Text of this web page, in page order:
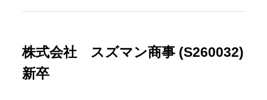
株式会社 スズマン商事 (S260032)
新卒